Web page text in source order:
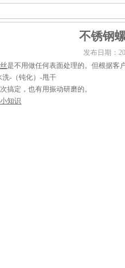
不锈钢
发布日期：
是不用做任何表面处理的。但根据客
洗-（钝化）-甩干
搞定，也有用振动研磨的。
知识